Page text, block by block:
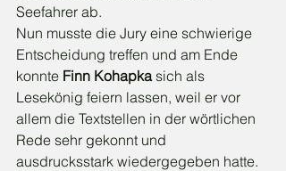
Seefahrer ab.
Nun musste die Jury eine schwierige
Entscheidung treffen und am Ende
konnte Finn Kohapka sich als
Lesekönig feiern lassen, weil er vor
allem die Textstellen in der wörtlichen
Rede sehr gekonnt und
ausdrucksstark wiedergegeben hatte.